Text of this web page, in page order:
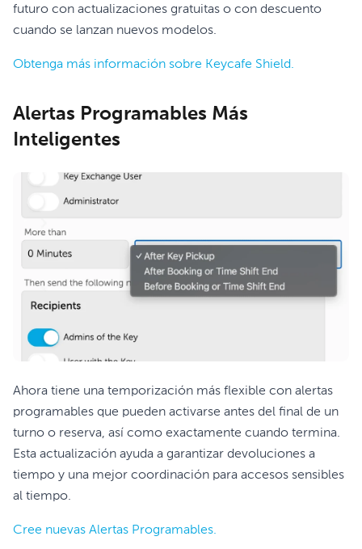
futuro con actualizaciones gratuitas o con descuento
cuando se lanzan nuevos modelos.
Obtenga más información sobre Keycafe Shield.
Alertas Programables Más
Inteligentes
Ahora tiene una temporización más flexible con alertas
programables que pueden activarse antes del final de un
turno o reserva, así como exactamente cuando termina.
Esta actualización ayuda a garantizar devoluciones a
tiempo y una mejor coordinación para accesos sensibles
al tiempo.
Cree nuevas Alertas Programables.